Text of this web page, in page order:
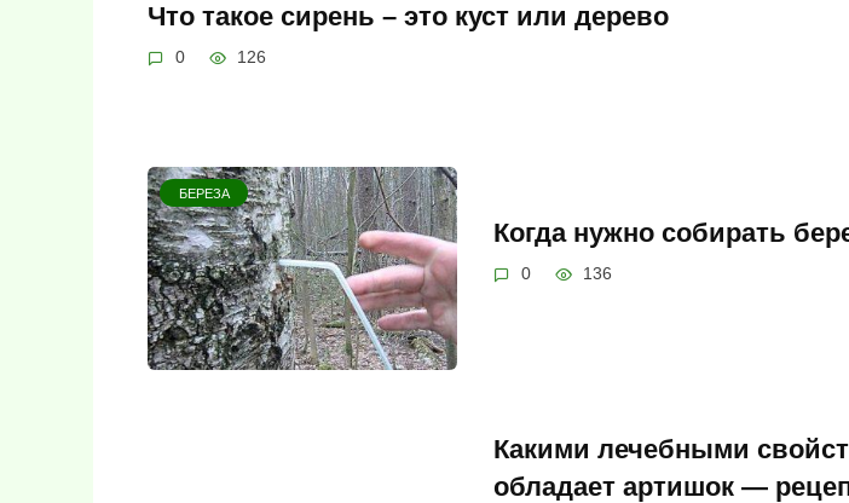
Что такое сирень – это куст или дерево
0 126
БЕРЕЗА
Когда нужно собирать
0 136
Какими лечебными
обладает артишок —